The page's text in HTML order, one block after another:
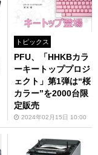
トピックス
PFU、「HHKBカラ
ーキートッププロジ
ェクト」第1弾は“桜
カラー”を2000台限
定販売
2024年02月15日 10:00